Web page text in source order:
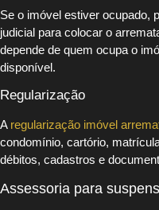
Se o imóvel estiver ocupado,
judicial para colocar o
depende de quem ocupa o
disponível.
Regularização
A regularização imóvel
condomínio, cartório,
débitos, cadastros e
Assessoria para